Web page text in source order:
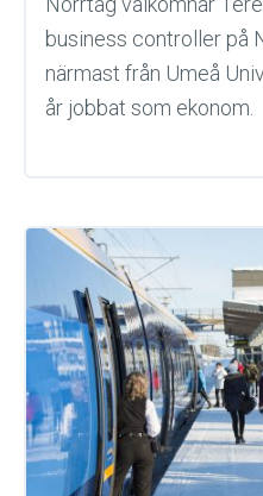
business controller på
närmast från Umeå
år jobbat som ekonom.